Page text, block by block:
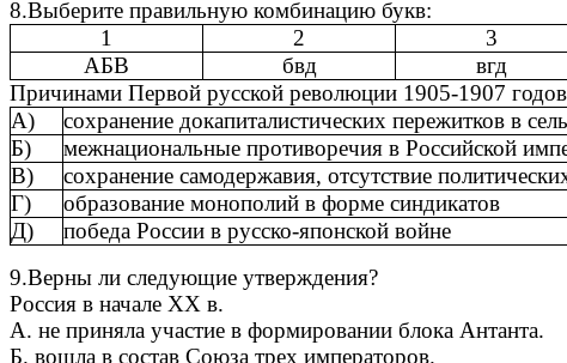
8.Выберите правильную комбинацию букв:
1
2 3
АБВ
бвд вгд
Причинами Первой русской революции 1905-1907
А)
сохранение докапиталистических пережитков в
Б)
межнациональные противоречия в Российской
В)
сохранение самодержавия, отсутствие
Г)
образование монополий в форме синдикатов
Д)
победа России в русско-японской войне
9.Верны ли следующие утверждения?
Россия в начале XX в.
А. не приняла участие в формировании блока Антанта.
Б. вошла в состав Союза трех императоров.